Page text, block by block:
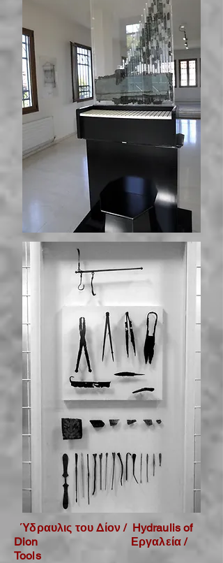
Ύδραυλις του Δίον / Hydraulis of
Dion
Εργαλεία /
Tools